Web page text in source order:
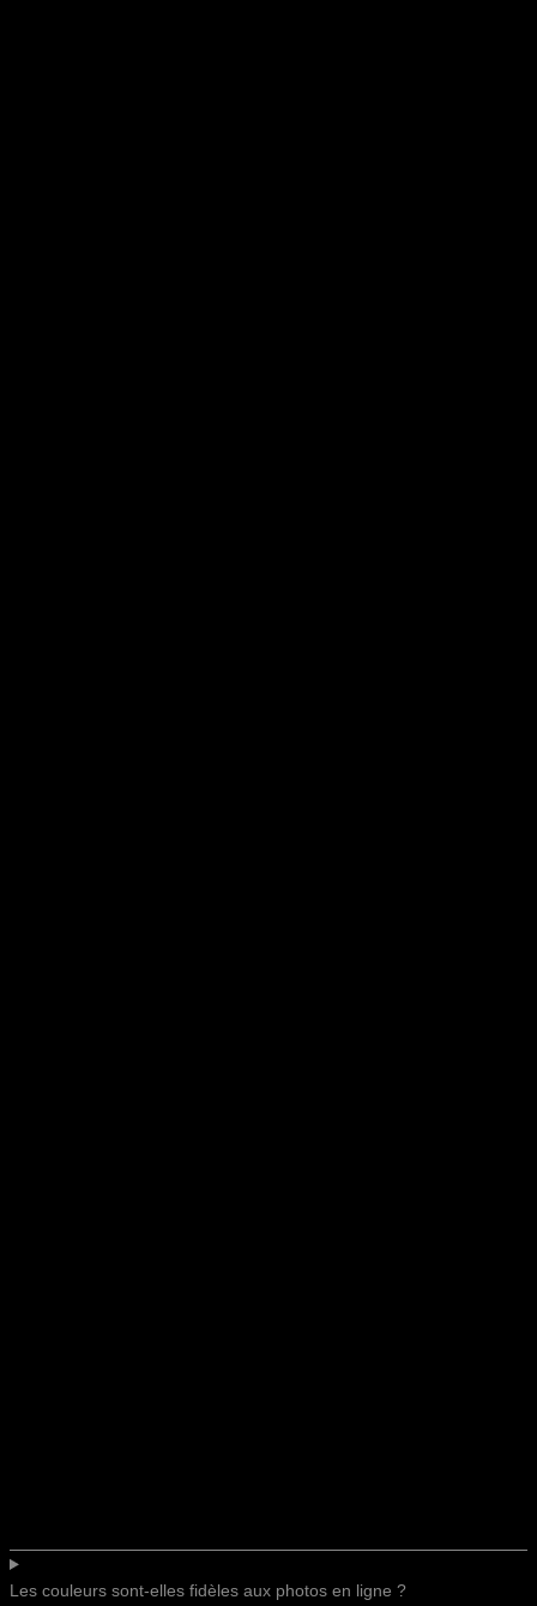
Les couleurs sont-elles fidèles aux photos en ligne ?